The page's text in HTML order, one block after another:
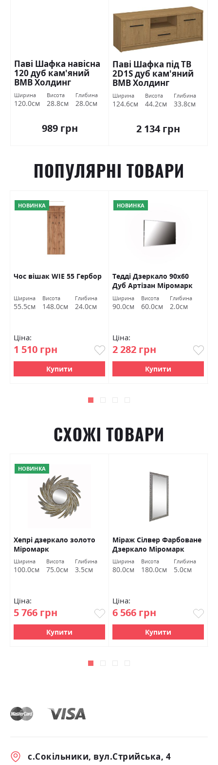
Паві Шафка навісна
120 дуб кам'яний
ВМВ Холдинг
Ширина
120.0см
Висота
28.8см
Глибина
28.0см
989 грн
Паві Шафка під ТВ
2D1S дуб кам'яний
ВМВ Холдинг
Ширина
124.6см
Висота
44.2см
Глибина
33.8см
2 134 грн
ПОПУЛЯРНІ ТОВАРИ
НОВИНКА
Чос вішак WIE 55 Гербор
Ширина
55.5см
Висота
148.0см
Глибина
24.0см
Ціна:
1 510 грн
Купити
НОВИНКА
Тедді Дзеркало 90х60
Дуб Артізан Міромарк
Ширина
90.0см
Висота
60.0см
Глибина
2.0см
Ціна:
2 282 грн
Купити
СХОЖІ ТОВАРИ
НОВИНКА
Хепрі дзеркало золото
Міромарк
Ширина
100.0см
Висота
75.0см
Глибина
3.5см
Ціна:
5 766 грн
Купити
Міраж Сілвер Фарбоване
Дзеркало Міромарк
Ширина
80.0см
Висота
180.0см
Глибина
5.0см
Ціна:
6 566 грн
Купити
с.Сокільники, вул.Стрийська, 4